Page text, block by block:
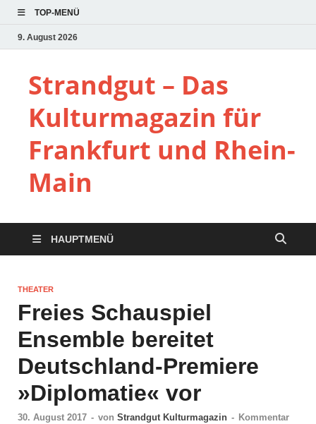
TOP-MENÜ
9. August 2026
Strandgut – Das
Kulturmagazin für
Frankfurt und Rhein-
Main
HAUPTMENÜ
THEATER
Freies Schauspiel
Ensemble bereitet
Deutschland-Premiere
»Diplomatie« vor
30. August 2017 - von Strandgut Kulturmagazin - Kommentar